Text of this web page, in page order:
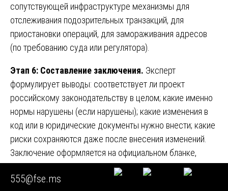
сопутствующей инфраструктуре механизмы для
отслеживания подозрительных транзакций, для
приостановки операций, для замораживания адресов
(по требованию суда или регулятора).
Этап 6: Составление заключения. Эксперт
формулирует выводы: соответствует ли проект
российскому законодательству в целом; какие именно
нормы нарушены (если нарушены); какие изменения в
код или в юридические документы нужно внести; какие
риски сохраняются даже после внесения изменений.
Заключение оформляется на официальном бланке,
подписывается экспертом, имеющим лицензию.
555@fse.ms